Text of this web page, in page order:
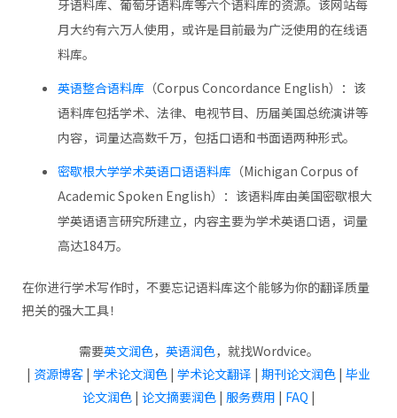
牙语料库、葡萄牙语料库等六个语料库的资源。该网站每
月大约有六万人使用，或许是目前最为广泛使用的在线语
料库。
英语整合语料库 （Corpus Concordance English）：该
语料库包括学术、法律、电视节目、历届美国总统演讲等
内容，词量达高数千万，包括口语和书面语两种形式。
密歇根大学学术英语口语语料库 （Michigan Corpus of
Academic Spoken English）：该语料库由美国密歇根大
学英语语言研究所建立，内容主要为学术英语口语，词量
高达184万。
在你进行学术写作时，不要忘记语料库这个能够为你的翻译质量
把关的强大工具！
需要英文润色， 英语润色，就找Wordvice。
| 资源博客 | 学术论文润色 | 学术论文翻译 | 期刊论文润色 | 毕业
论文润色| 论文摘要润色| 服务费用 | FAQ |